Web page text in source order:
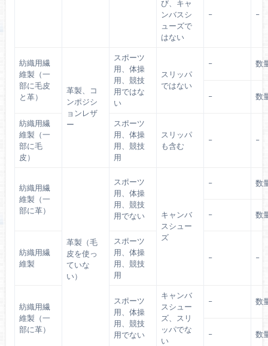
び、キャ
ンバスシ
ューズで
はない
– –
紡織用繊
維製（一
部に毛皮
と革）
革製、コ
ンポジシ
ョンレザ
ー
スポーツ
用、体操
用、競技
用ではな
い
スリッパ
ではない
– 数
– 数
紡織用繊
維製（一
部に毛
皮）
スポーツ
用、体操
用、競技
用
スリッパ
も含む
– –
紡織用繊
維製（一
部に革）
革製（毛
皮を使っ
ていな
い）
スポーツ
用、体操
用、競技
用でない
キャンバ
スシュー
ズ
– 数
– 数
紡織用繊
維製
スポーツ
用、体操
用、競技
用
– –
紡織用繊
維製（一
部に革）
スポーツ
用、体操
用、競技
用でない
キャンバ
スシュー
ズ、スリ
ッパでな
い
– 数
– 数